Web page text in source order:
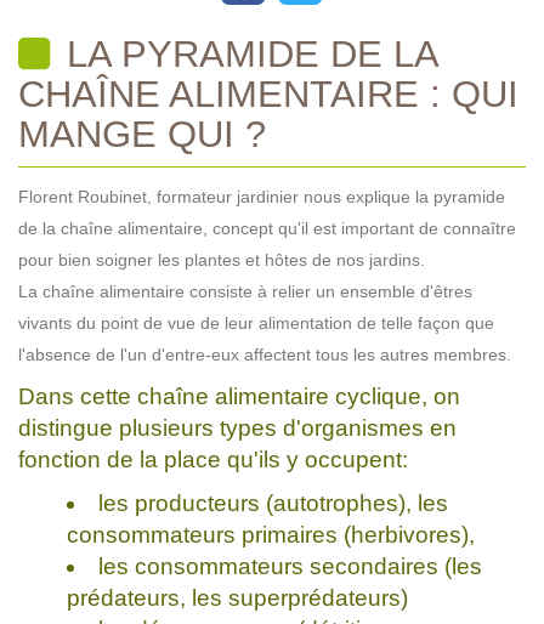
LA PYRAMIDE DE LA
CHAÎNE ALIMENTAIRE : QUI
MANGE QUI ?
Florent Roubinet, formateur jardinier nous explique la pyramide
de la chaîne alimentaire, concept qu'il est important de connaître
pour bien soigner les plantes et hôtes de nos jardins.
La chaîne alimentaire consiste à relier un ensemble d'êtres
vivants du point de vue de leur alimentation de telle façon que
l'absence de l'un d'entre-eux affectent tous les autres membres.
Dans cette chaîne alimentaire cyclique, on
distingue plusieurs types d'organismes en
fonction de la place qu'ils y occupent:
les producteurs (autotrophes), les
consommateurs primaires (herbivores),
les consommateurs secondaires (les
prédateurs, les superprédateurs)